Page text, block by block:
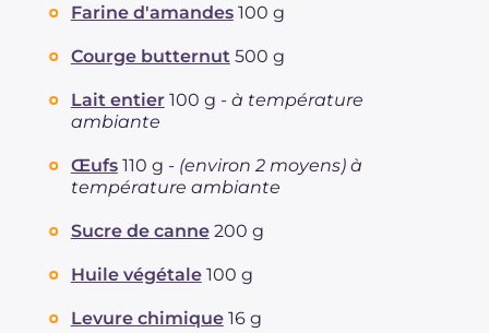
Farine d'amandes 100 g
Courge butternut 500 g
Lait entier 100 g - à température
ambiante
Œufs 110 g - (environ 2 moyens) à
température ambiante
Sucre de canne 200 g
Huile végétale 100 g
Levure chimique 16 g